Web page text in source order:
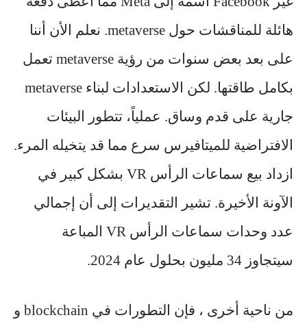
هائلة للمناقشات حول metaverse. نعلم الأن أننا
على بعد بعض سنوات من رؤية metaverse تعمل
بكامل طاقتها. لكن الاستعدادات لبناء metaverse
جارية على قدم وساق. عملياً، تتطور البيئات
الافتراضية للميتافيرس سرع مما قد يتخيله المرء.
ازداد بيع سماعات الرأس VR بشكل كبير في
الآونة الأخيرة. تشير التقديرات إلى أن إجمالي
عدد وحدات سماعات الرأس VR المباعة
سيتجاوز 34 مليون بحلول عام 2024.
من ناحية أخرى ، فإن التطورات في blockchain و